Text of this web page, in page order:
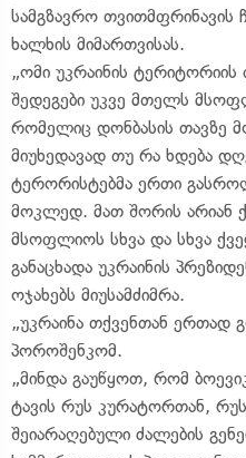
სამგზავრო თვითმფრინავის
ხალხის მიმართვისას.
„ომი უკრაინის
შედეგები უკვე მთელს
რომელიც დონბასის თავზე
მიუხედავად თუ რა ხდება
ტერორისტებმა ერთი
მოკლედ. მათ შორის არიან
მსოფლიოს სხვა და სხვა
განაცხადა უკრაინის
ოჯახებს მიუსამძიმრა.
„უკრაინა თქვენთან ერთად
პოროშენკომ.
„მინდა გაუწყოთ, რომ
ტავის რუს კურატორთან,
შეიარაღებული ძალების